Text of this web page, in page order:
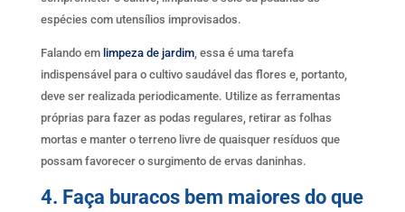
espécies com utensílios improvisados.
Falando em limpeza de jardim, essa é uma tarefa
indispensável para o cultivo saudável das flores e, portanto,
deve ser realizada periodicamente. Utilize as ferramentas
próprias para fazer as podas regulares, retirar as folhas
mortas e manter o terreno livre de quaisquer resíduos que
possam favorecer o surgimento de ervas daninhas.
4. Faça buracos bem maiores do que